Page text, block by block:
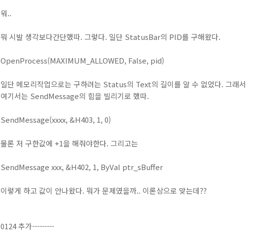
워..
뭐 시발 생각보다간단했따. 그렇다. 일단 StatusBar의 PID를 구해왔다.
OpenProcess(MAXIMUM_ALLOWED, False, pid)
일단 메모리작업으로는 구하려는 Status의 Text의 길이를 알 수 없었다. 그래서
여기서는 SendMessage의 힘을 빌리기로 했따.
SendMessage(xxxx, &H403, 1, 0)
물론 저 구한값에 +1을 해줘야한다. 그리고는
SendMessage xxx, &H402, 1, ByVal ptr_sBuffer
이렇게 하고 값이 안나왔다. 뭐가 문제였을까.. 이론상으로 맞는데??
0124 추가---------